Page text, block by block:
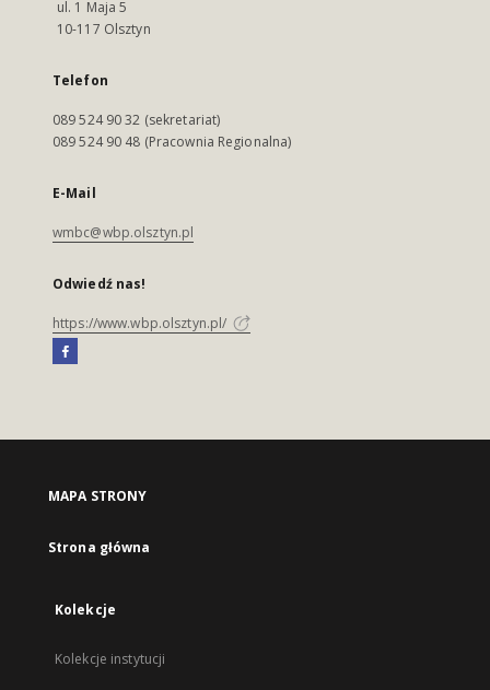
ul. 1 Maja 5
10-117 Olsztyn
Telefon
089 524 90 32 (sekretariat)
089 524 90 48 (Pracownia Regionalna)
E-Mail
wmbc@wbp.olsztyn.pl
Odwiedź nas!
https://www.wbp.olsztyn.pl/
MAPA STRONY
Strona główna
Kolekcje
Kolekcje instytucji